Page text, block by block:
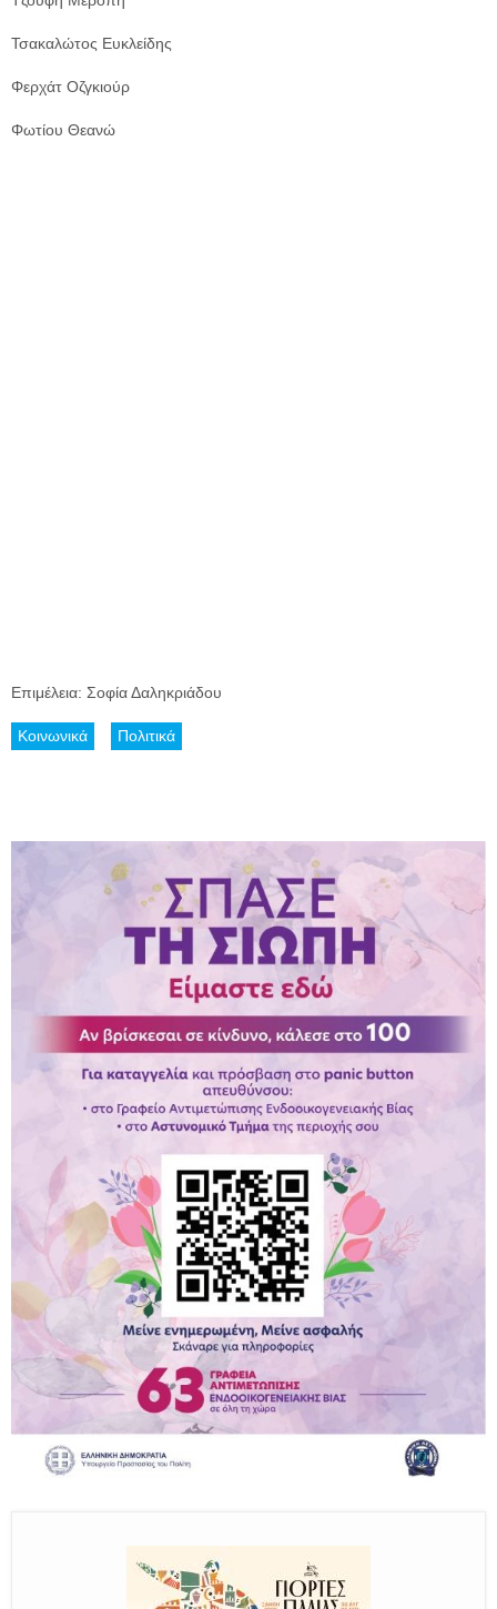
Τσακαλώτος Ευκλείδης
Φερχάτ Οζγκιούρ
Φωτίου Θεανώ
Επιμέλεια: Σοφία Δαληκριάδου
Κοινωνικά Πολιτικά
Παραμένουμε Προσεκτικοί